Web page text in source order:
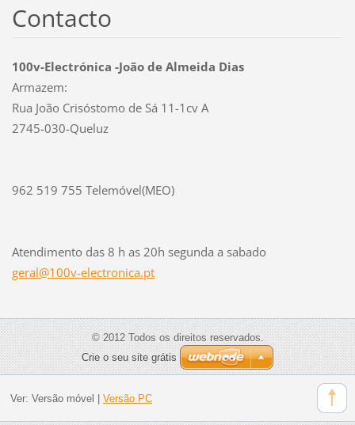
Contacto
100v-Electrónica -João de Almeida Dias
Armazem:
Rua João Crisóstomo de Sá 11-1cv A
2745-030-Queluz
962 519 755 Telemóvel(MEO)
Atendimento das 8 h as 20h segunda a sabado
geral@100v-electronica.pt
© 2012 Todos os direitos reservados.
Crie o seu site grátis
Ver: Versão móvel Versão PC